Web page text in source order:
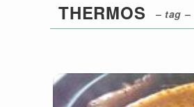
THERMOS – tag –